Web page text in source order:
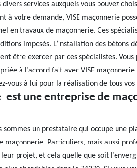
services auxquels vous pouvez
à votre demande, VISE maçonnerie
en travaux de maçonnerie. Ces
imposés. L’installation des bétons
être exercer par ces spécialistes. Vous
à l’accord fait avec VISE
vous à lui pour la réalisation de tous vos
est une entreprise de
sommes un prestataire qui occupe une
Particuliers, mais aussi
projet, et cela quelle que soit